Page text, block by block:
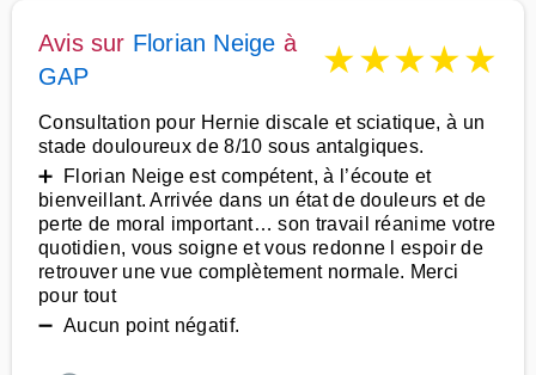
Avis sur Florian Neige à
GAP
★★★★★
Consultation pour Hernie discale et sciatique, à un
stade douloureux de 8/10 sous antalgiques.
➕ Florian Neige est compétent, à l’écoute et
bienveillant. Arrivée dans un état de douleurs et de
perte de moral important… son travail réanime votre
quotidien, vous soigne et vous redonne l espoir de
retrouver une vue complètement normale. Merci
pour tout
➖ Aucun point négatif.